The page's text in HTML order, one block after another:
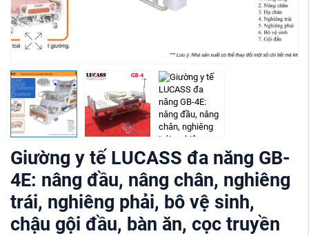
Giường y tế LUCASS đa năng GB-
4E: nâng đầu, nâng chân, nghiêng
trái, nghiêng phải, bô vệ sinh,
chậu gội đầu, bàn ăn, cọc truyền